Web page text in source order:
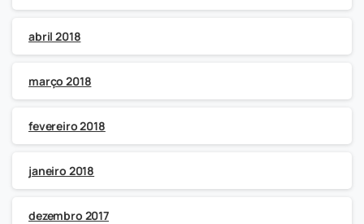
abril 2018
março 2018
fevereiro 2018
janeiro 2018
dezembro 2017